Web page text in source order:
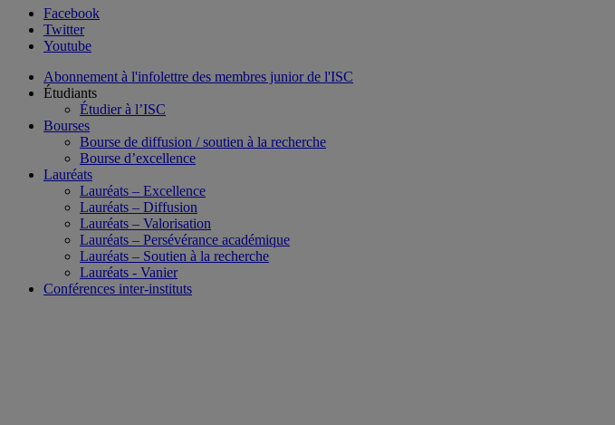
Facebook
Twitter
Youtube
Abonnement à l'infolettre des membres junior de l'ISC
Étudiants
Étudier à l’ISC
Bourses
Bourse de diffusion / soutien à la recherche
Bourse d’excellence
Lauréats
Lauréats – Excellence
Lauréats – Diffusion
Lauréats – Valorisation
Lauréats – Persévérance académique
Lauréats – Soutien à la recherche
Lauréats - Vanier
Conférences inter-instituts